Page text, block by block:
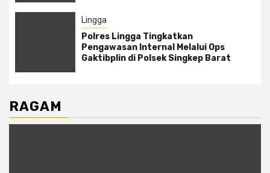
Lingga
Polres Lingga Tingkatkan
Pengawasan Internal Melalui Ops
Gaktibplin di Polsek Singkep Barat
RAGAM